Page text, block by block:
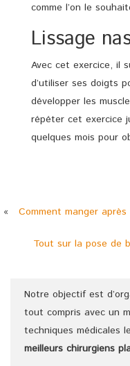
comme l’on le
Lissage
Avec cet exercice, il
d’utiliser ses doigts
développer les
répéter cet exercice
quelques mois pour
« Comment manger
Tout sur la pose de
Notre objectif est
tout compris avec un
techniques médicales
meilleurs chirurgiens